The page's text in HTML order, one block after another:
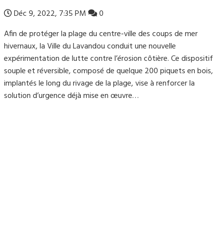
Déc 9, 2022, 7:35 PM
0
Afin de protéger la plage du centre-ville des coups de mer
hivernaux, la Ville du Lavandou conduit une nouvelle
expérimentation de lutte contre l’érosion côtière. Ce dispositif
souple et réversible, composé de quelque 200 piquets en bois,
implantés le long du rivage de la plage, vise à renforcer la
solution d’urgence déjà mise en œuvre…